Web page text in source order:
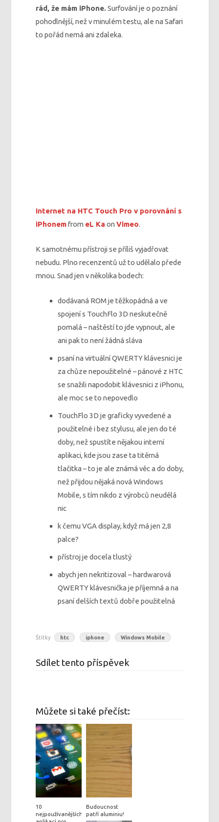
rád, že mám iPhone.Surfování je o poznání
pohodlnější, než v minulém testu, ale na Safari
to pořád nemá ani zdaleka.
Internet na HTC Touch Pro v porovnání s
iPhonemfrom eL Ka onVimeo.
K samotnému přístroji se příliš vyjadřovat
nebudu. Plno recenzentů už to udělalo přede
mnou. Snad jen v několika bodech:
dodávaná ROM je těžkopádná a ve
spojení s TouchFlo 3D neskutečně
pomalá – naštěstí to jde vypnout, ale
ani pak to není žádná sláva
psaní na virtuální QWERTY klávesnici je
za chůze nepoužitelné – pánové z HTC
se snažili napodobit klávesnici z iPhonu,
ale moc se to nepovedlo
TouchFlo 3D je graficky vyvedené a
použitelné i bez stylusu, ale jen do té
doby, než spustíte nějakou interní
aplikaci, kde jsou zase ta titěrná
tlačitka – to je ale známá věc a do doby,
než přijdou nějaká nová Windows
Mobile, s tím nikdo z výrobců neudělá
nic
k čemu VGA display, když má jen 2,8
palce?
přístroj je docela tlustý
abych jen nekritizoval – hardwarová
QWERTY klávesnička je příjemná a na
psaní delších textů dobře použitelná
Štítky htc iphone Windows Mobile
Sdílet tento příspěvek
Můžete si také přečíst:
10
nejpoužívanějších
Budoucnost
patří aluminiu!